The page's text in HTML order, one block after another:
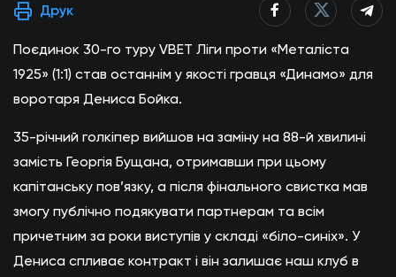
Друк
Поєдинок 30-го туру VBET Ліги проти «Металіста
1925» (1:1) став останнім у якості гравця «Динамо» для
воротаря Дениса Бойка.
35-річний голкіпер вийшов на заміну на 88-й хвилині
замість Георгія Бущана, отримавши при цьому
капітанську пов’язку, а після фінального свистка мав
змогу публічно подякувати партнерам та всім
причетним за роки виступів у складі «біло-синіх». У
Дениса спливає контракт і він залишає наш клуб в